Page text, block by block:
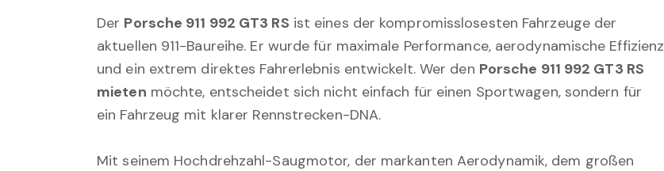
Der Porsche 911 992 GT3 RS ist eines der kompromisslosesten Fahrzeuge der
aktuellen 911-Baureihe. Er wurde für maximale Performance, aerodynamische Effizienz
und ein extrem direktes Fahrerlebnis entwickelt. Wer den Porsche 911 992 GT3 RS
mieten möchte, entscheidet sich nicht einfach für einen Sportwagen, sondern für
ein Fahrzeug mit klarer Rennstrecken-DNA.
Mit seinem Hochdrehzahl-Saugmotor, der markanten Aerodynamik, dem großen